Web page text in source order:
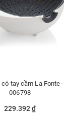
có tay cầm La Fonte -
006798
229.392 ₫